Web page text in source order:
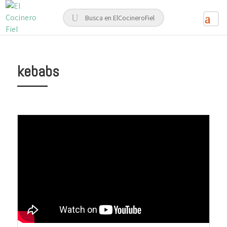
kebabs